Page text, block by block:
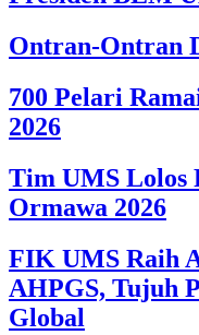
Ontran-Ontran
700 Pelari
2026
Tim UMS Lolos
Ormawa 2026
FIK UMS Raih
AHPGS, Tujuh
Global